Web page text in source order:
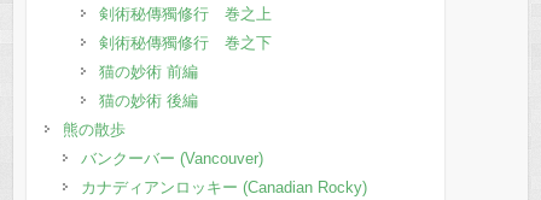
剣術秘傳獨修行 巻之上
剣術秘傳獨修行 巻之下
猫の妙術 前編
猫の妙術 後編
熊の散歩
バンクーバー (Vancouver)
カナディアンロッキー (Canadian Rocky)